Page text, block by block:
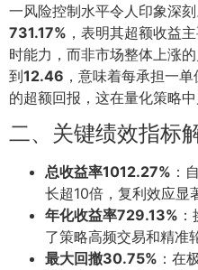
一风险控制水平令人印象深
731.17% ，表明其超额收益
时能力，而非市场整体上涨
到12.46 ，意味着每承担一
的超额回报，这在量化策略中
二、关键绩效指标
总收益率1012.27% ：
长超10倍，复利效应显
年化收益率729.13%
了策略高频交易和精准
最大回撤30.75% ：在